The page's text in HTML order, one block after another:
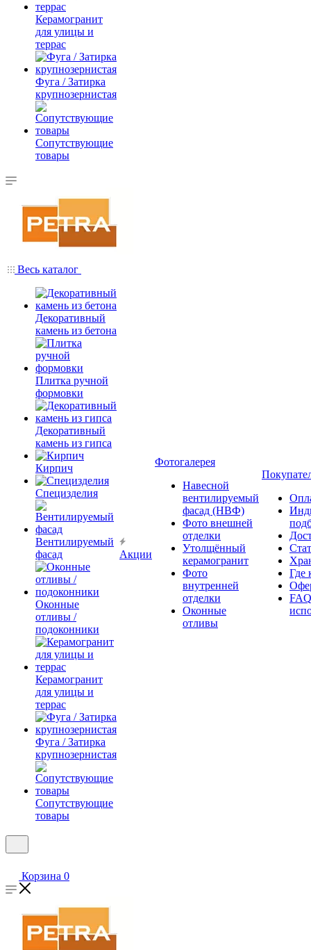
Керамогранит
для улицы и
террас
Фуга / Затирка
крупнозернистая
Сопутствующие
товары
Весь каталог
Декоративный
камень из бетона
Плитка ручной
формовки
Декоративный
камень из гипса
Кирпич
Специзделия
Вентилируемый
фасад
Оконные
отливы /
подоконники
Керамогранит
для улицы и
террас
Фуга / Затирка
крупнозернистая
Сопутствующие
товары
Акции
Фотогалерея
Навесной
вентилируемый
фасад (НВФ)
Фото внешней
отделки
Утолщённый
керамогранит
Фото
внутренней
отделки
Оконные
отливы
Где
Корзина 0